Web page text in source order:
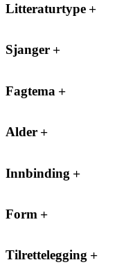
Litteraturtype
Sjanger
Fagtema
Alder
Innbinding
Form
Tilrettelegging